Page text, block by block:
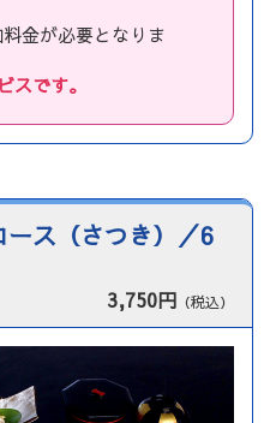
金が必要となりま
スです。
ス（さつき）／6
3,750円 （税込）